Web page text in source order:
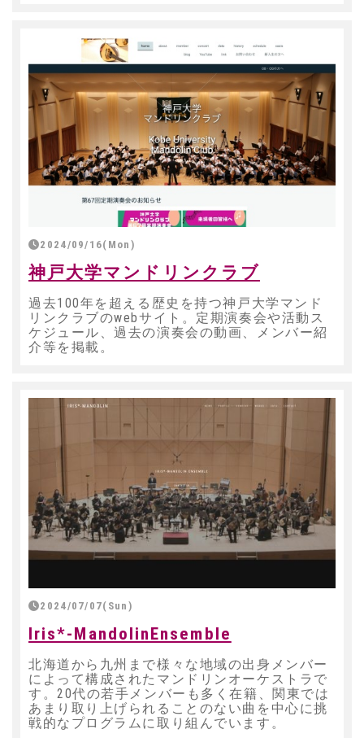
2024/09/16(Mon)
神戸大学マンドリンクラブ
過去100年を超える歴史を持つ神戸大学マンド
リンクラブのwebサイト。定期演奏会や活動ス
ケジュール、過去の演奏会の動画、メンバー紹
介等を掲載。
2024/07/07(Sun)
Iris*-MandolinEnsemble
北海道から九州まで様々な地域の出身メンバー
によって構成されたマンドリンオーケストラで
す。20代の若手メンバーも多く在籍、関東では
あまり取り上げられることのない曲を中心に挑
戦的なプログラムに取り組んでいます。